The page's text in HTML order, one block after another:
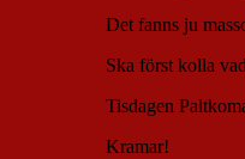
Det fanns ju
Ska först kolla
Tisdagen
Kramar!